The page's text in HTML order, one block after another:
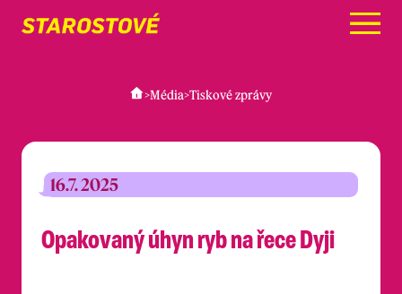
Menu
>Média>Tiskové zprávy
16.7. 2025
Opakovaný úhyn ryb na řece Dyji